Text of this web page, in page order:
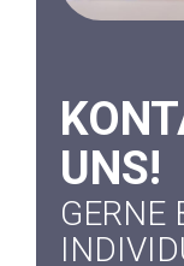
UNS!
GERNE